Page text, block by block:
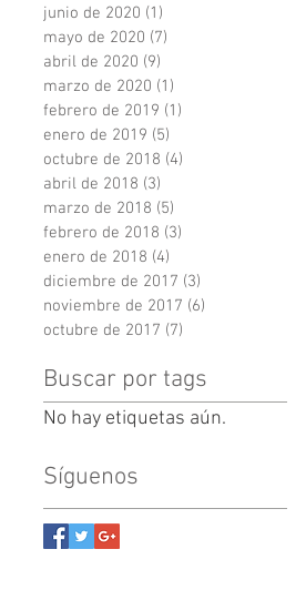
junio de 2020 (1)
mayo de 2020 (7)
abril de 2020 (9)
marzo de 2020 (1)
febrero de 2019 (1)
enero de 2019 (5)
octubre de 2018 (4)
abril de 2018 (3)
marzo de 2018 (5)
febrero de 2018 (3)
enero de 2018 (4)
diciembre de 2017 (3)
noviembre de 2017 (6)
octubre de 2017 (7)
Buscar por tags
No hay etiquetas aún.
Síguenos